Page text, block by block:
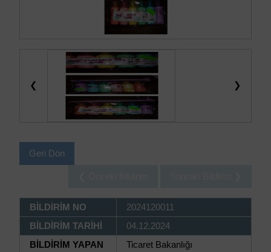
❮ ❯
Geri Dön
BİLDİRİM NO
2024120011
BİLDİRİM TARİHİ
04.12.2024
BİLDİRİM YAPAN
Ticaret Bakanlığı